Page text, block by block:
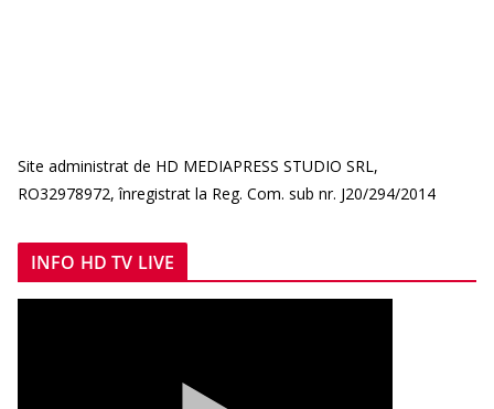
Site administrat de HD MEDIAPRESS STUDIO SRL,
RO32978972, înregistrat la Reg. Com. sub nr. J20/294/2014
INFO HD TV LIVE